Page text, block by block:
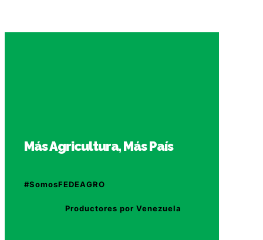
Más Agricultura, Más País
#SomosFEDEAGRO
Productores por Venezuela